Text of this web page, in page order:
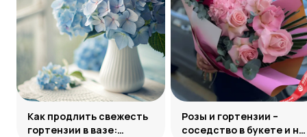
Как продлить свежесть
гортензии в вазе:
Розы и гортензии –
соседство в букете и на